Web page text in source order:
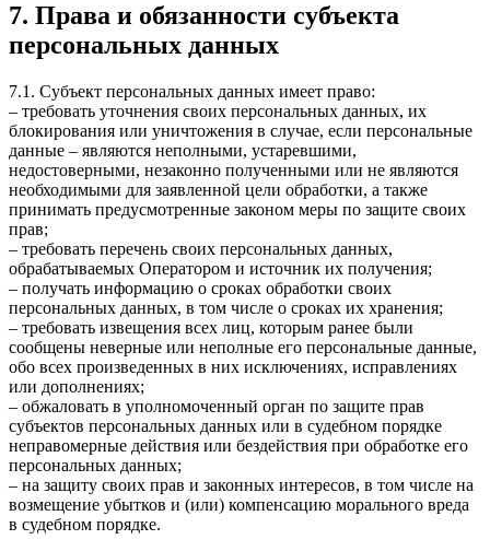
7. Права и обязанности субъекта
персональных данных
7.1. Субъект персональных данных имеет право:
– требовать уточнения своих персональных данных, их
блокирования или уничтожения в случае, если персональные
данные – являются неполными, устаревшими,
недостоверными, незаконно полученными или не являются
необходимыми для заявленной цели обработки, а также
принимать предусмотренные законом меры по защите своих
прав;
– требовать перечень своих персональных данных,
обрабатываемых Оператором и источник их получения;
– получать информацию о сроках обработки своих
персональных данных, в том числе о сроках их хранения;
– требовать извещения всех лиц, которым ранее были
сообщены неверные или неполные его персональные данные,
обо всех произведенных в них исключениях, исправлениях
или дополнениях;
– обжаловать в уполномоченный орган по защите прав
субъектов персональных данных или в судебном порядке
неправомерные действия или бездействия при обработке его
персональных данных;
– на защиту своих прав и законных интересов, в том числе на
возмещение убытков и (или) компенсацию морального вреда
в судебном порядке.